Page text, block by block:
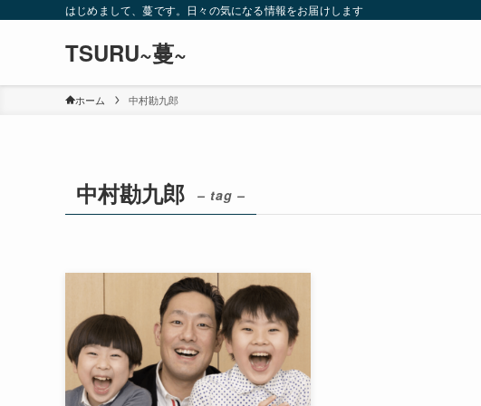
はじめまして、蔓です。日々の気になる情報をお届けします
TSURU~蔓~
ホーム 中村勘九郎
中村勘九郎 – tag –